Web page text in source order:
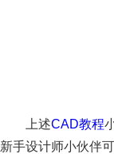
上述CAD教程
新手设计师小伙伴